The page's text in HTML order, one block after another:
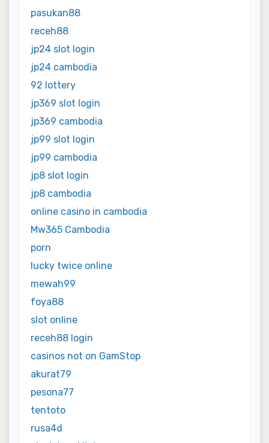
pasukan88
receh88
jp24 slot login
jp24 cambodia
92 lottery
jp369 slot login
jp369 cambodia
jp99 slot login
jp99 cambodia
jp8 slot login
jp8 cambodia
online casino in cambodia
Mw365 Cambodia
porn
lucky twice online
mewah99
foya88
slot online
receh88 login
casinos not on GamStop
akurat79
pesona77
tentoto
rusa4d